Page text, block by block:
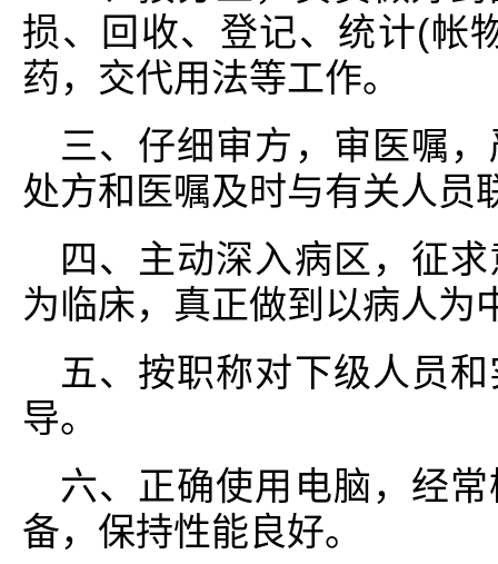
损、回收、登记、统计(帐
药，交代用法等工作。
三、仔细审方，审医嘱
处方和医嘱及时与有关人员
四、主动深入病区，征
为临床，真正做到以病人为
五、按职称对下级人员
导。
六、正确使用电脑，经
备，保持性能良好。